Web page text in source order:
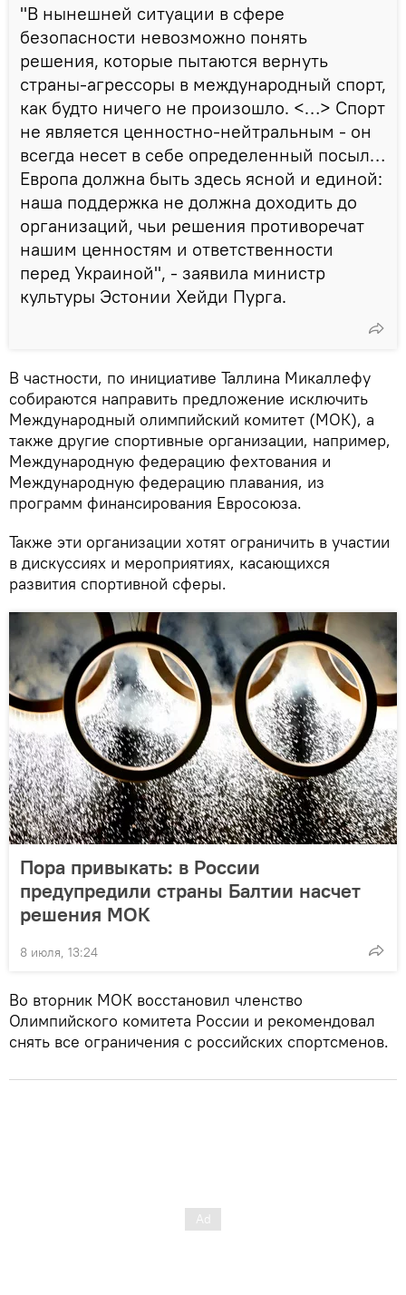
"В нынешней ситуации в сфере
безопасности невозможно понять
решения, которые пытаются вернуть
страны-агрессоры в международный спорт,
как будто ничего не произошло. <…> Спорт
не является ценностно-нейтральным - он
всегда несет в себе определенный посыл…
Европа должна быть здесь ясной и единой:
наша поддержка не должна доходить до
организаций, чьи решения противоречат
нашим ценностям и ответственности
перед Украиной", - заявила министр
культуры Эстонии Хейди Пурга.
В частности, по инициативе Таллина Микаллефу
собираются направить предложение исключить
Международный олимпийский комитет (МОК), а
также другие спортивные организации, например,
Международную федерацию фехтования и
Международную федерацию плавания, из
программ финансирования Евросоюза.
Также эти организации хотят ограничить в участии
в дискуссиях и мероприятиях, касающихся
развития спортивной сферы.
Пора привыкать: в России
предупредили страны Балтии насчет
решения МОК
8 июля, 13:24
Во вторник МОК восстановил членство
Олимпийского комитета России и рекомендовал
снять все ограничения с российских спортсменов.